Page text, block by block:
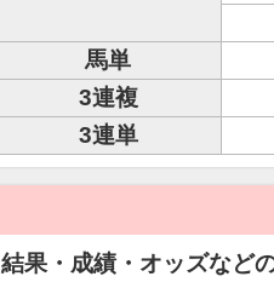
馬単
3連複
3連単
結果・成績・オッズなど